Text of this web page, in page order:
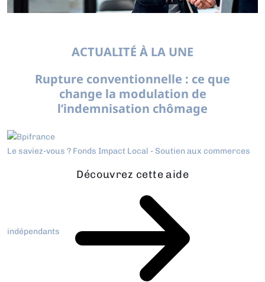
ACTUALITÉ À LA UNE
Rupture conventionnelle : ce que
change la modulation de
l’indemnisation chômage
Le saviez-vous ? Fonds Impact Local - Soutien aux commerces
indépendants
Découvrez cette aide